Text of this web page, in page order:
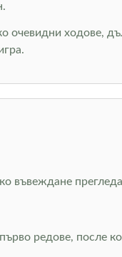
очевидни ходове,
въвеждане
редове, после